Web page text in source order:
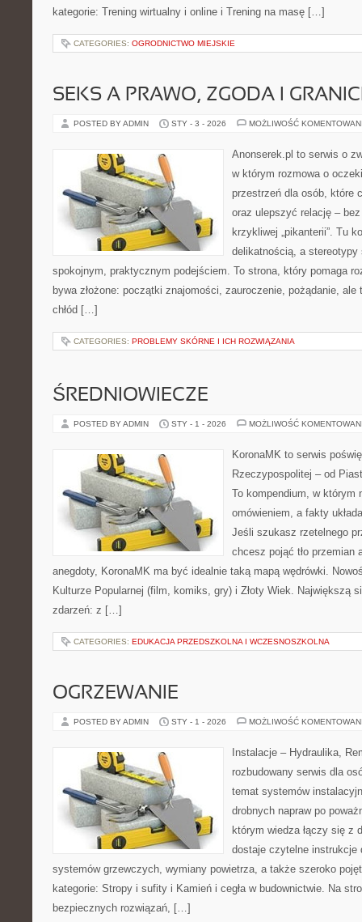
kategorie: Trening wirtualny i online i Trening na masę […]
CATEGORIES: OGRODNICTWO MIEJSKIE
SEKS A PRAWO, ZGODA I
POSTED BY ADMIN STY - 3 - 2026 MOŻLIWOŚĆ
Anonserek.pl to serwis o
w którym rozmowa o
przestrzeń dla osób, które
oraz ulepszyć relację –
krzykliwej „pikanterii”. Tu
delikatnością, a stereotypy
spokojnym, praktycznym podejściem. To strona, który pomaga
bywa złożone: początki znajomości, zauroczenie, pożądanie,
chłód […]
CATEGORIES: PROBLEMY SKÓRNE I ICH ROZWIĄZANIA
ŚREDNIOWIECZE
POSTED BY ADMIN STY - 1 - 2026 MOŻLIWOŚĆ
KoronaMK to serwis
Rzeczypospolitej – od
To kompendium, w którym
omówieniem, a fakty
Jeśli szukasz rzetelnego
chcesz pojąć tło przemian
anegdoty, KoronaMK ma być idealnie taką mapą wędrówki.
Kulturze Popularnej (film, komiks, gry) i Złoty Wiek. Największą
zdarzeń: z […]
CATEGORIES: EDUKACJA PRZEDSZKOLNA I WCZESNOSZKOLNA
OGRZEWANIE
POSTED BY ADMIN STY - 1 - 2026 MOŻLIWOŚĆ
Instalacje – Hydraulika,
rozbudowany serwis dla
temat systemów
drobnych napraw po
którym wiedza łączy się z
dostaje czytelne instrukcje
systemów grzewczych, wymiany powietrza, a także szeroko
kategorie: Stropy i sufity i Kamień i cegła w budownictwie. Na
bezpiecznych rozwiązań, […]